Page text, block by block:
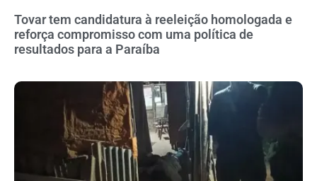
Tovar tem candidatura à reeleição homologada e
reforça compromisso com uma política de
resultados para a Paraíba